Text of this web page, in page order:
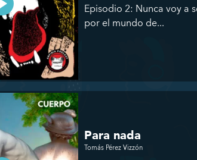
Episodio 2: Nunca voy a
por el mundo de...
Para nada
Tomás Pérez Vizzón